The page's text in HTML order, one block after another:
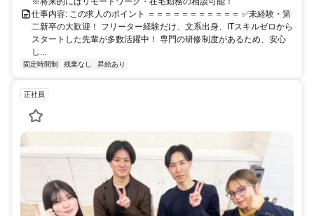
仕事内容: この求人のポイント ＝＝＝＝＝＝＝＝＝＝＝ ✅未経験・第
二新卒の大歓迎！ フリーター経験だけ、文系出身、ITスキルゼロから
スタートした先輩が多数活躍中！ 専門の研修制度があるため、安心
し...
固定時間制 残業なし 昇給あり
正社員